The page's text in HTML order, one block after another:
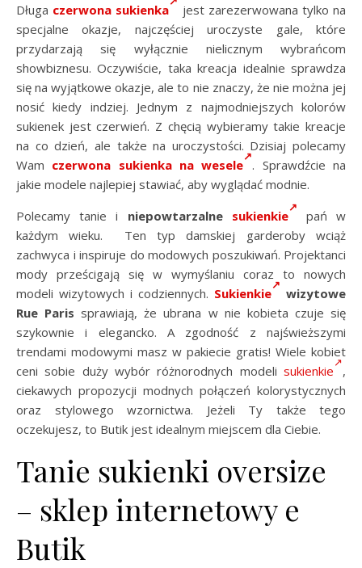
Długa czerwona sukienka
jest zarezerwowana tylko na
specjalne okazje, najczęściej uroczyste gale, które
przydarzają się wyłącznie nielicznym wybrańcom
showbiznesu. Oczywiście, taka kreacja idealnie sprawdza
się na wyjątkowe okazje, ale to nie znaczy, że nie można jej
nosić kiedy indziej. Jednym z najmodniejszych kolorów
sukienek jest czerwień. Z chęcią wybieramy takie kreacje
na co dzień, ale także na uroczystości. Dzisiaj polecamy
Wam czerwona sukienka na wesele . Sprawdźcie na
jakie modele najlepiej stawiać, aby wyglądać modnie.
Polecamy tanie i niepowtarzalne sukienkie
pań w
każdym wieku. Ten typ damskiej garderoby wciąż
zachwyca i inspiruje do modowych poszukiwań. Projektanci
mody prześcigają się w wymyślaniu coraz to nowych
modeli wizytowych i codziennych. Sukienkie
wizytowe
Rue Paris sprawiają, że ubrana w nie kobieta czuje się
szykownie i elegancko. A zgodność z najświeższymi
trendami modowymi masz w pakiecie gratis! Wiele kobiet
ceni sobie duży wybór różnorodnych modeli sukienkie
,
ciekawych propozycji modnych połączeń kolorystycznych
oraz stylowego wzornictwa. Jeżeli Ty także tego
oczekujesz, to Butik jest idealnym miejscem dla Ciebie.
Tanie sukienki oversize
– sklep internetowy e
Butik